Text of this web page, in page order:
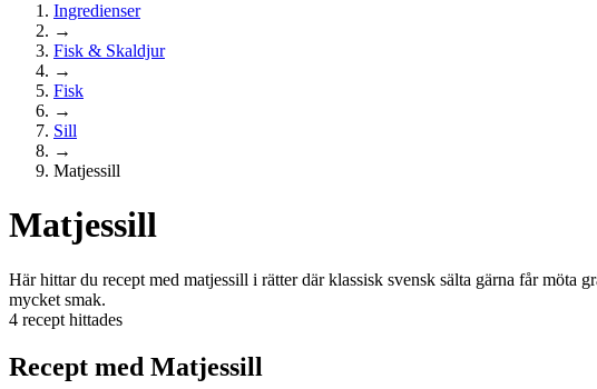
Ingredienser
→
Fisk & Skaldjur
→
Fisk
→
Sill
→
Matjessill
Matjessill
Här hittar du recept med matjessill i rätter där klassisk svensk sälta gärna får
mycket smak.
4 recept hittades
Recept med Matjessill